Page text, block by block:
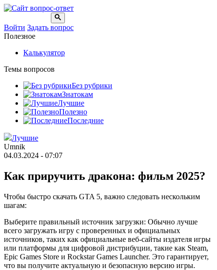
Войти Задать вопрос
Полезное
Калькулятор
Темы вопросов
Без рубрики
Знатокам
Лучшие
Полезно
Последние
Лучшие
Umnik
04.03.2024 - 07:07
Как приручить дракона: фильм 2025?
Чтобы быстро скачать GTA 5, важно следовать нескольким
шагам:
Выберите правильный источник загрузки: Обычно лучше
всего загружать игру с проверенных и официальных
источников, таких как официальные веб-сайты издателя игры
или платформы для цифровой дистрибуции, такие как Steam,
Epic Games Store и Rockstar Games Launcher. Это гарантирует,
что вы получите актуальную и безопасную версию игры.